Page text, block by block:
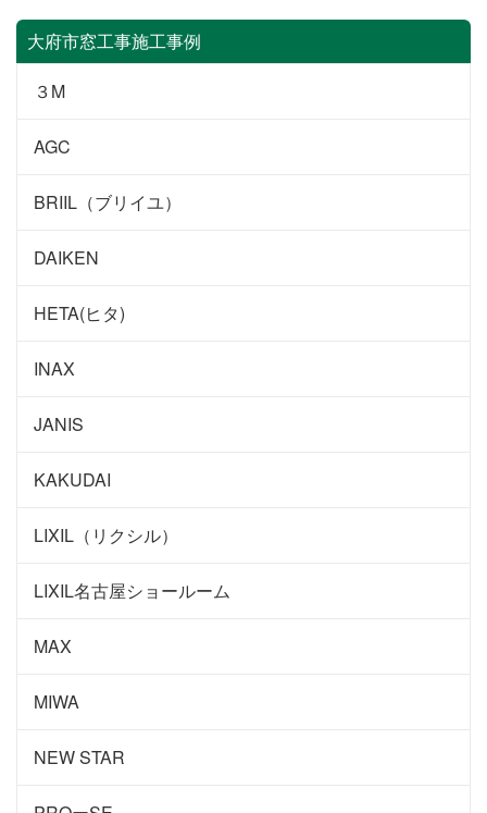
大府市窓工事施工事例
３M
AGC
BRIIL（ブリイユ）
DAIKEN
HETA(ヒタ)
INAX
JANIS
KAKUDAI
LIXIL（リクシル）
LIXIL名古屋ショールーム
MAX
MIWA
NEW STAR